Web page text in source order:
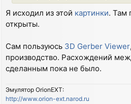
Я исходил из этой картинки. Там
открыты.
Сам пользуюсь 3D Gerber Viewer
производство. Расхождений
сделанным пока не было.
Эмулятор OrionEXT:
http://www.orion-ext.narod.ru